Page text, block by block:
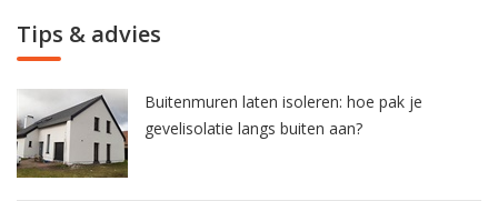
Tips & advies
Buitenmuren laten isoleren: hoe pak je
gevelisolatie langs buiten aan?